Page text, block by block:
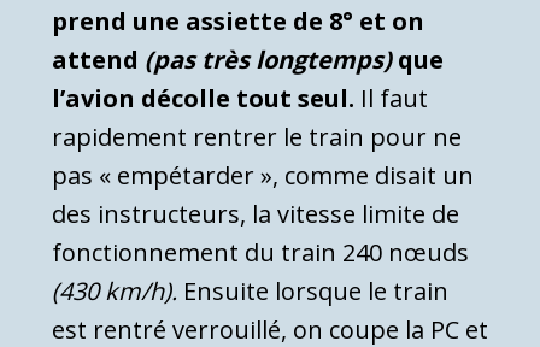
prend une assiette de 8° et on
attend (pas très longtemps)que
l’avion décolle tout seul. Il faut
rapidement rentrer le train pour ne
pas « empétarder », comme disait un
des instructeurs, la vitesse limite de
fonctionnement du train 240 nœuds
(430 km/h). Ensuite lorsque le train
est rentré verrouillé, on coupe la PC et